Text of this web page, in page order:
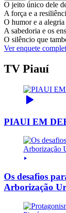
O jeito único dele
A força e a
O humor e a
A sabedoria e os
O silêncio que
Ver enquete
TV Piauí
PIAUI EM
Os desafios
Arborização